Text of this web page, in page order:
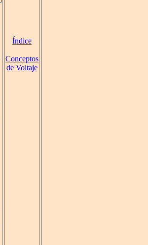
Índice
Conceptos
de Voltaje